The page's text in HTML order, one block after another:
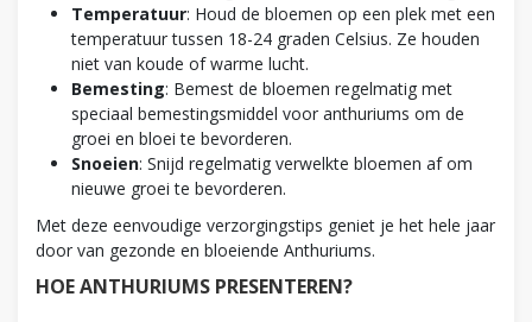
Temperatuur: Houd de bloemen op een plek met een
temperatuur tussen 18-24 graden Celsius. Ze houden
niet van koude of warme lucht.
Bemesting: Bemest de bloemen regelmatig met
speciaal bemestingsmiddel voor anthuriums om de
groei en bloei te bevorderen.
Snoeien: Snijd regelmatig verwelkte bloemen af om
nieuwe groei te bevorderen.
Met deze eenvoudige verzorgingstips geniet je het hele jaar
door van gezonde en bloeiende Anthuriums.
HOE ANTHURIUMS PRESENTEREN?